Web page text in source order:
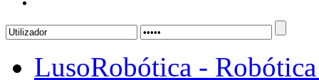
LusoRobótica -